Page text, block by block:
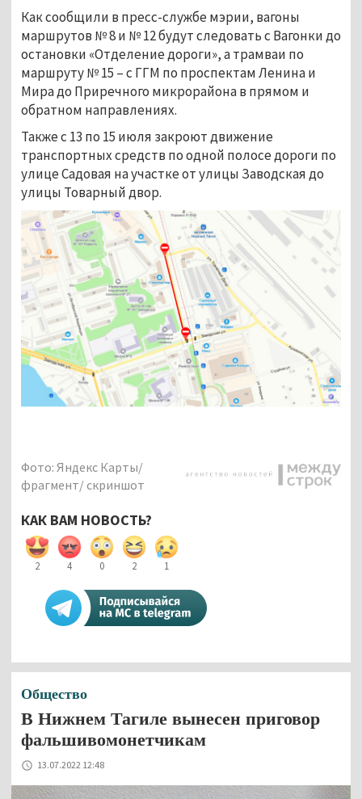
Как сообщили в пресс-службе мэрии, вагоны
маршрутов № 8 и № 12 будут следовать с Вагонки до
остановки «Отделение дороги», а трамваи по
маршруту № 15 – с ГГМ по проспектам Ленина и
Мира до Приречного микрорайона в прямом и
обратном направлениях.
Также с 13 по 15 июля закроют движение
транспортных средств по одной полосе дороги по
улице Садовая на участке от улицы Заводская до
улицы Товарный двор.
Фото: Яндекс Карты/
фрагмент/ скриншот
КАК ВАМ НОВОСТЬ?
2 4 0 2 1
Общество
В Нижнем Тагиле вынесен приговор
фальшивомонетчикам
13.07.2022 12:48